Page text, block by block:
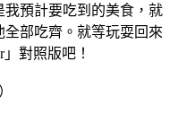
預計要吃到的美食，就
部吃齊。就等玩耍回來
對照版吧！